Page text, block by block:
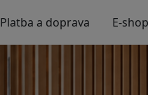
Platba a doprava E-